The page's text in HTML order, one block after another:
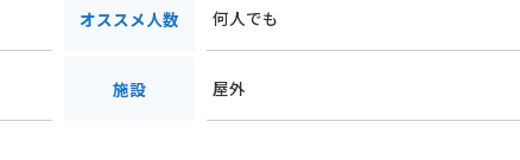
オススメ人数 何人でも
施設 屋外